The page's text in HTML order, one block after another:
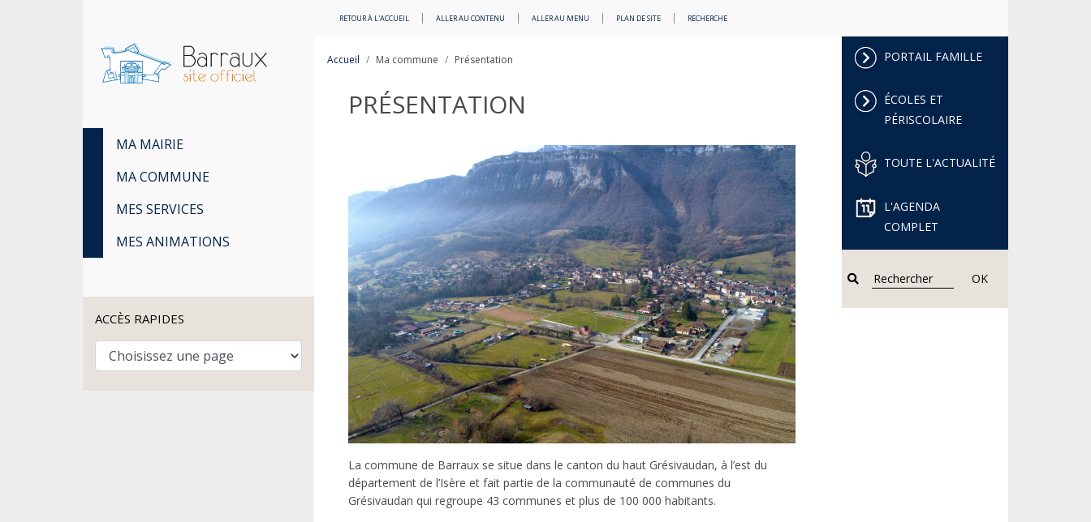
RETOUR À L'ACCUEIL ALLER AU CONTENU ALLER AU MENU PLAN DE SITE RECHERCHE
MA MAIRIE
MA COMMUNE
MES SERVICES
MES ANIMATIONS
ACCÈS RAPIDES
Accueil Ma commune Présentation
PRÉSENTATION
La commune de Barraux se situe dans le canton du haut Grésivaudan, à l’est du
département de l’Isère et fait partie de la communauté de communes du
Grésivaudan qui regroupe 43 communes et plus de 100 000 habitants.
PORTAIL FAMILLE
ÉCOLES ET
PÉRISCOLAIRE
TOUTE L'ACTUALITÉ
L'AGENDA
COMPLET
OK